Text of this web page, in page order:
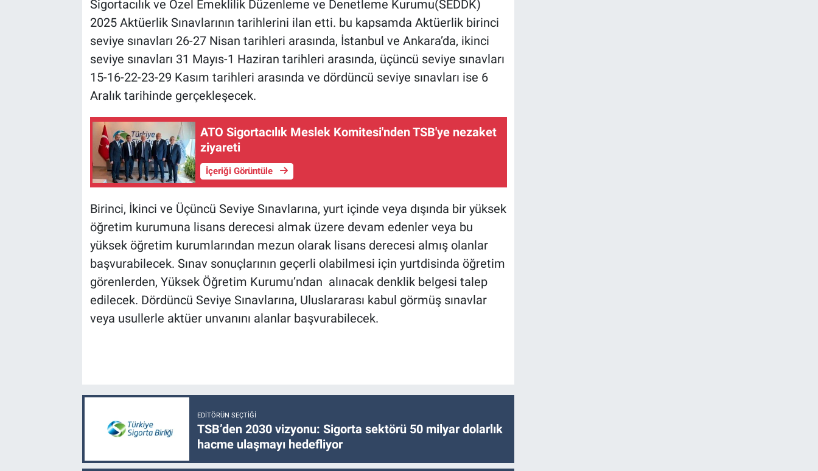
Sigortacılık ve Özel Emeklilik Düzenleme ve Denetleme Kurumu(SEDDK)
2025 Aktüerlik Sınavlarının tarihlerini ilan etti. bu kapsamda Aktüerlik birinci
seviye sınavları 26-27 Nisan tarihleri arasında, İstanbul ve Ankara’da, ikinci
seviye sınavları 31 Mayıs-1 Haziran tarihleri arasında, üçüncü seviye sınavları
15-16-22-23-29 Kasım tarihleri arasında ve dördüncü seviye sınavları ise 6
Aralık tarihinde gerçekleşecek.
ATO Sigortacılık Meslek Komitesi'nden TSB'ye nezaket
ziyareti
İçeriği Görüntüle
Birinci, İkinci ve Üçüncü Seviye Sınavlarına, yurt içinde veya dışında bir yüksek
öğretim kurumuna lisans derecesi almak üzere devam edenler veya bu
yüksek öğretim kurumlarından mezun olarak lisans derecesi almış olanlar
başvurabilecek. Sınav sonuçlarının geçerli olabilmesi için yurtdisinda öğretim
görenlerden, Yüksek Öğretim Kurumu’ndan alınacak denklik belgesi talep
edilecek. Dördüncü Seviye Sınavlarına, Uluslararası kabul görmüş sınavlar
veya usullerle aktüer unvanını alanlar başvurabilecek.
EDITÖRÜN SEÇTIĞI
TSB’den 2030 vizyonu: Sigorta sektörü 50 milyar dolarlık
hacme ulaşmayı hedefliyor